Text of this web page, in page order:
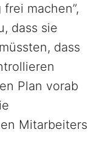
machen”,
dass sie
dass
Plan vorab
Mitarbeiters